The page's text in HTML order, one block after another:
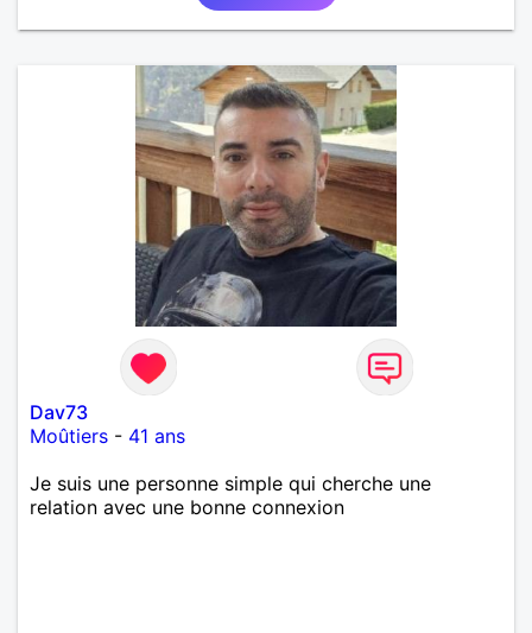
Dav73
Moûtiers - 41 ans
Je suis une personne simple qui cherche une
relation avec une bonne connexion